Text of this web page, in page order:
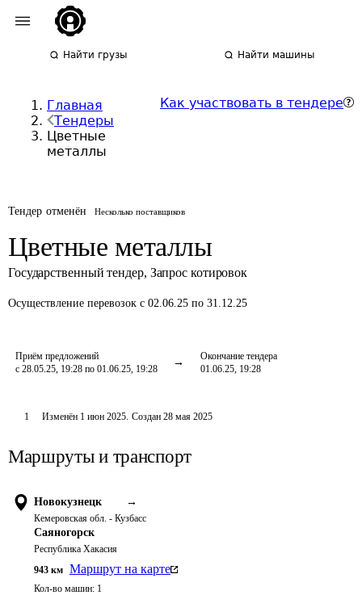
Найти грузы Найти машины
Главная
Тендеры
Цветные
металлы
Как участвовать в тендере
Тендер отменён Несколько поставщиков
Цветные металлы
Государственный тендер, Запрос котировок
Осуществление перевозок с 02.06.25 по 31.12.25
Приём предложений
с 28.05.25, 19:28 по 01.06.25, 19:28
Окончание тендера
01.06.25, 19:28
1 Изменён 1 июн 2025. Создан 28 мая 2025
Маршруты и транспорт
Новокузнецк →
Кемеровская обл. - Кузбасс
Саяногорск
Республика Хакасия
943 км Маршрут на карте
Кол-во машин: 1